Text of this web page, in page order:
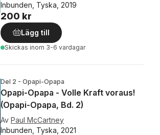
Inbunden, Tyska, 2019
200 kr
Lägg till
Skickas inom 3-6 vardagar
Del 2 - Opapi-Opapa
Opapi-Opapa - Volle Kraft voraus!
(Opapi-Opapa, Bd. 2)
Av Paul McCartney
Inbunden, Tyska, 2021